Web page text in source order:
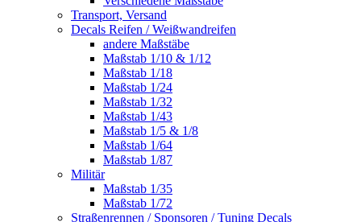
Transport, Versand
Decals Reifen / Weißwandreifen
andere Maßstäbe
Maßstab 1/10 & 1/12
Maßstab 1/18
Maßstab 1/24
Maßstab 1/32
Maßstab 1/43
Maßstab 1/5 & 1/8
Maßstab 1/64
Maßstab 1/87
Militär
Maßstab 1/35
Maßstab 1/72
Straßenrennen / Sponsoren / Tuning Decals